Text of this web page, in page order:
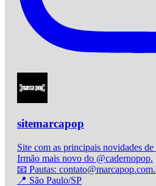
sitemarcapop
Site com as principais novidades de
Irmão mais novo do @cadernopop.
📧 Pautas:
📍 São Paulo/SP